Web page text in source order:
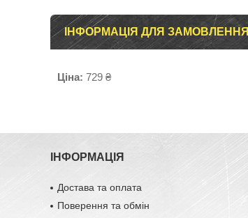
ІНФОРМАЦІЯ ДЛЯ ЗАМОВЛЕННЯ
Ціна: 729 ₴
ІНФОРМАЦІЯ
Достава та оплата
Поверення та обмін